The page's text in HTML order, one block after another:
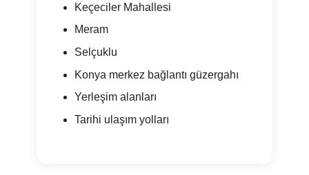
Keçeciler Mahallesi
Meram
Selçuklu
Konya merkez bağlantı güzergahı
Yerleşim alanları
Tarihi ulaşım yolları